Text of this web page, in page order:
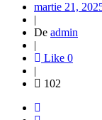
martie 21,
|
De admin
|
Like 0
|
102